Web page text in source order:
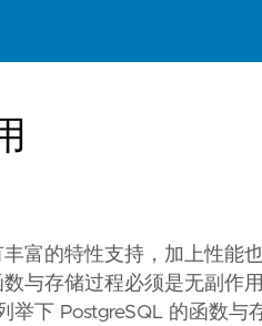
富的特性支持，加上性能
与存储过程必须是无副作
下 PostgreSQL 的函数与